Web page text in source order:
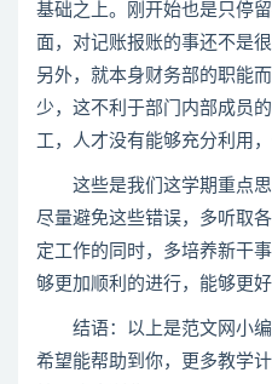
基础之上。刚开始也是只停
面，对记账报账的事还不是
另外，就本身财务部的职能
少，这不利于部门内部成员
工，人才没有能够充分利用
这些是我们这学期重点思
尽量避免这些错误，多听取
定工作的同时，多培养新干
够更加顺利的进行，能够更好
结语：以上是范文网小编
希望能帮助到你，更多教学